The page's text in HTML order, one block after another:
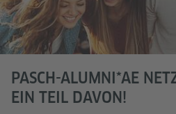
PASCH-ALUMNI*AE
EIN TEIL DAVON!